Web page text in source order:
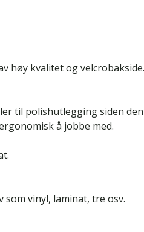
høy kvalitet og velcrobakside.
til polishutlegging siden
å jobbe med.
vinyl, laminat, tre osv.